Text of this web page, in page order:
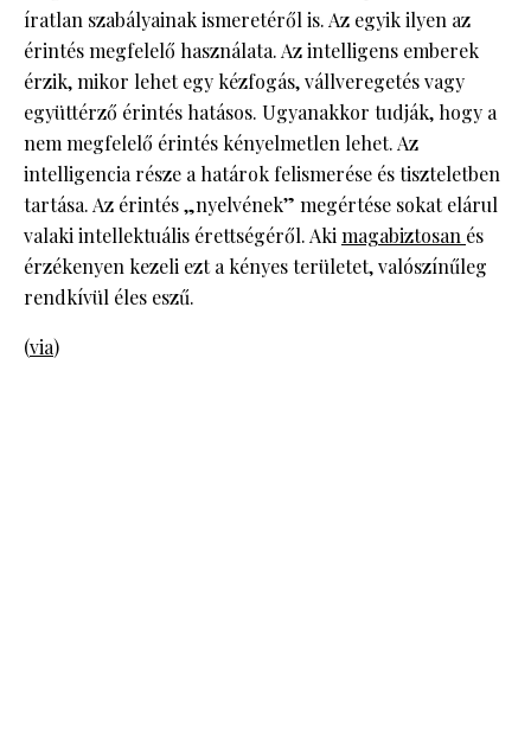
íratlan szabályainak ismeretéről is. Az egyik ilyen az
érintés megfelelő használata. Az intelligens emberek
érzik, mikor lehet egy kézfogás, vállveregetés vagy
együttérző érintés hatásos. Ugyanakkor tudják, hogy a
nem megfelelő érintés kényelmetlen lehet. Az
intelligencia része a határok felismerése és tiszteletben
tartása. Az érintés „nyelvének” megértése sokat elárul
valaki intellektuális érettségéről. Akimagabiztosan és
érzékenyen kezeli ezt a kényes területet, valószínűleg
rendkívül éles eszű.
(via)